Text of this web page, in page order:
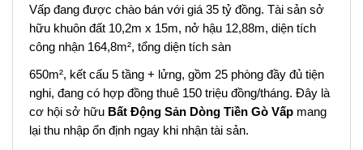
Vấp đang được chào bán với giá 35 tỷ đồng. Tài sản sở
hữu khuôn đất 10,2m x 15m, nở hậu 12,88m, diện tích
công nhận 164,8m², tổng diện tích sàn
650m², kết cấu 5 tầng + lửng, gồm 25 phòng đầy đủ tiện
nghi, đang có hợp đồng thuê 150 triệu đồng/tháng. Đây là
cơ hội sở hữu Bất Động Sản Dòng Tiền Gò Vấp mang
lại thu nhập ổn định ngay khi nhận tài sản.